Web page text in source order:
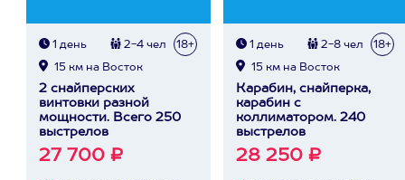
1 день 2-4 чел 18+
15 км на Восток
2 снайперских
винтовки разной
мощности. Всего 250
выстрелов
27 700 ₽
1 день 2-8 чел 18+
15 км на Восток
Карабин, снайперка,
карабин с
коллиматором. 240
выстрелов
28 250 ₽